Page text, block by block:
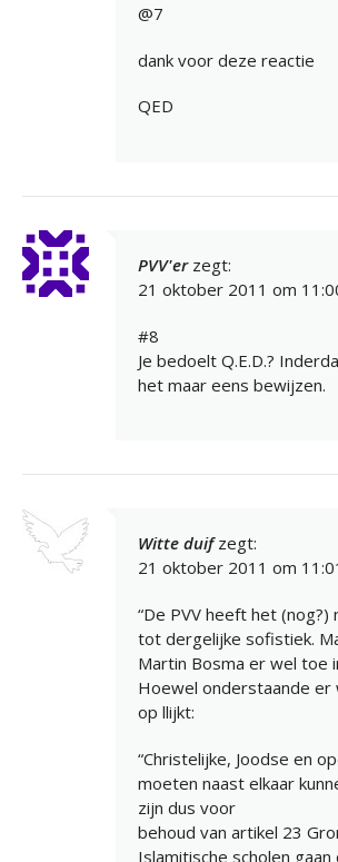
@7
dank voor deze reactie
QED
PVV'er zegt:
21 oktober 2011 om
#8
Je bedoelt Q.E.D.?
het maar eens bewijzen.
Witte duif zegt:
21 oktober 2011 om
“De PVV heeft het
tot dergelijke sofistiek.
Martin Bosma er wel toe
Hoewel onderstaande er
op llijkt:
“Christelijke, Joodse en
moeten naast elkaar
zijn dus voor
behoud van artikel 23
Islamitische scholen